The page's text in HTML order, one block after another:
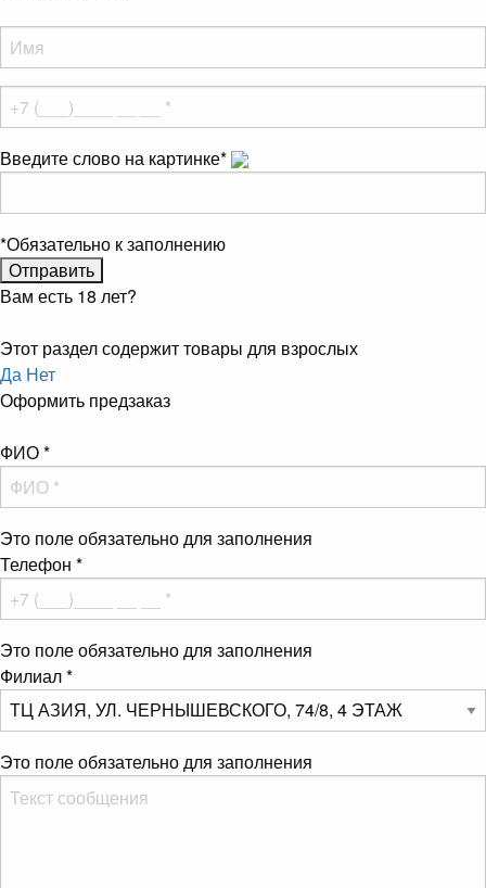
Введите слово на картинке*
*Обязательно к заполнению
Вам есть 18 лет?
Этот раздел содержит товары для взрослых
Да Нет
Оформить предзаказ
ФИО*
Это поле обязательно для заполнения
Телефон *
Это поле обязательно для заполнения
Филиал*
Это поле обязательно для заполнения